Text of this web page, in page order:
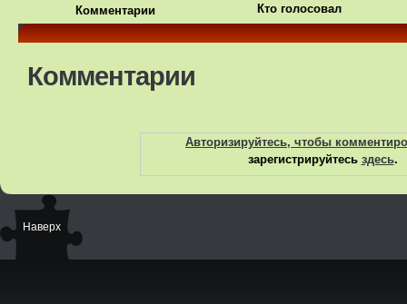
Комментарии Кто голосовал
Комментарии
Авторизируйтесь, чтобы
зарегистрируйтесь здесь.
Наверх